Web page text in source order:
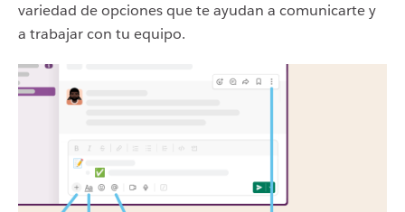
variedad de opciones que te ayudan a comunicarte y
a trabajar con tu equipo.